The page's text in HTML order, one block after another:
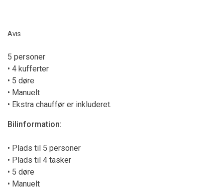
Avis
5 personer
• 4 kufferter
• 5 døre
• Manuelt
• Ekstra chauffør er inkluderet.
Bilinformation:
• Plads til 5 personer
• Plads til 4 tasker
• 5 døre
• Manuelt